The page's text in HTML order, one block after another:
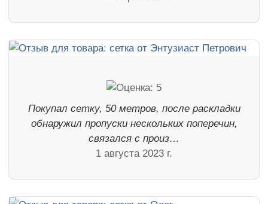
Покупал сетку, 50 метров, после раскладки
обнаружил пропуски нескольких поперечин,
связался с произ…
1 августа 2023 г.